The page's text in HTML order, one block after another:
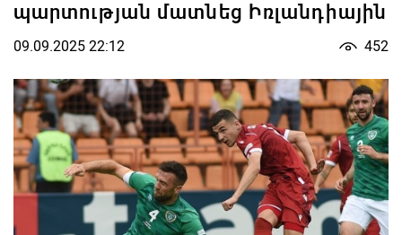
պարտության մատնեց Իռլանդիային
09.09.2025 22:12 452